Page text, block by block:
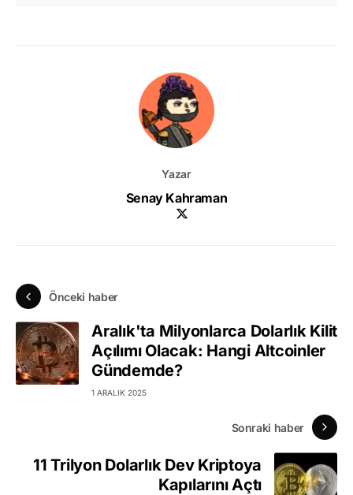
Yazar
Senay Kahraman
Önceki haber
Aralık'ta Milyonlarca Dolarlık Kilit
Açılımı Olacak: Hangi Altcoinler
Gündemde?
1 ARALIK 2025
Sonraki haber
11 Trilyon Dolarlık Dev Kriptoya
Kapılarını Açtı